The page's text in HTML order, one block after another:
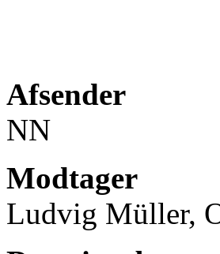
Afsender
NN
Modtager
Ludvig Müller,